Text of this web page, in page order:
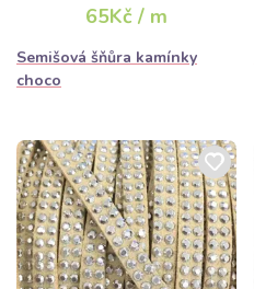
65Kč / m
Semišová šňůra kamínky
choco